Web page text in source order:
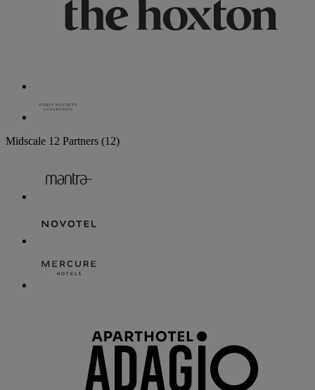
Midscale 12 Partners (12)